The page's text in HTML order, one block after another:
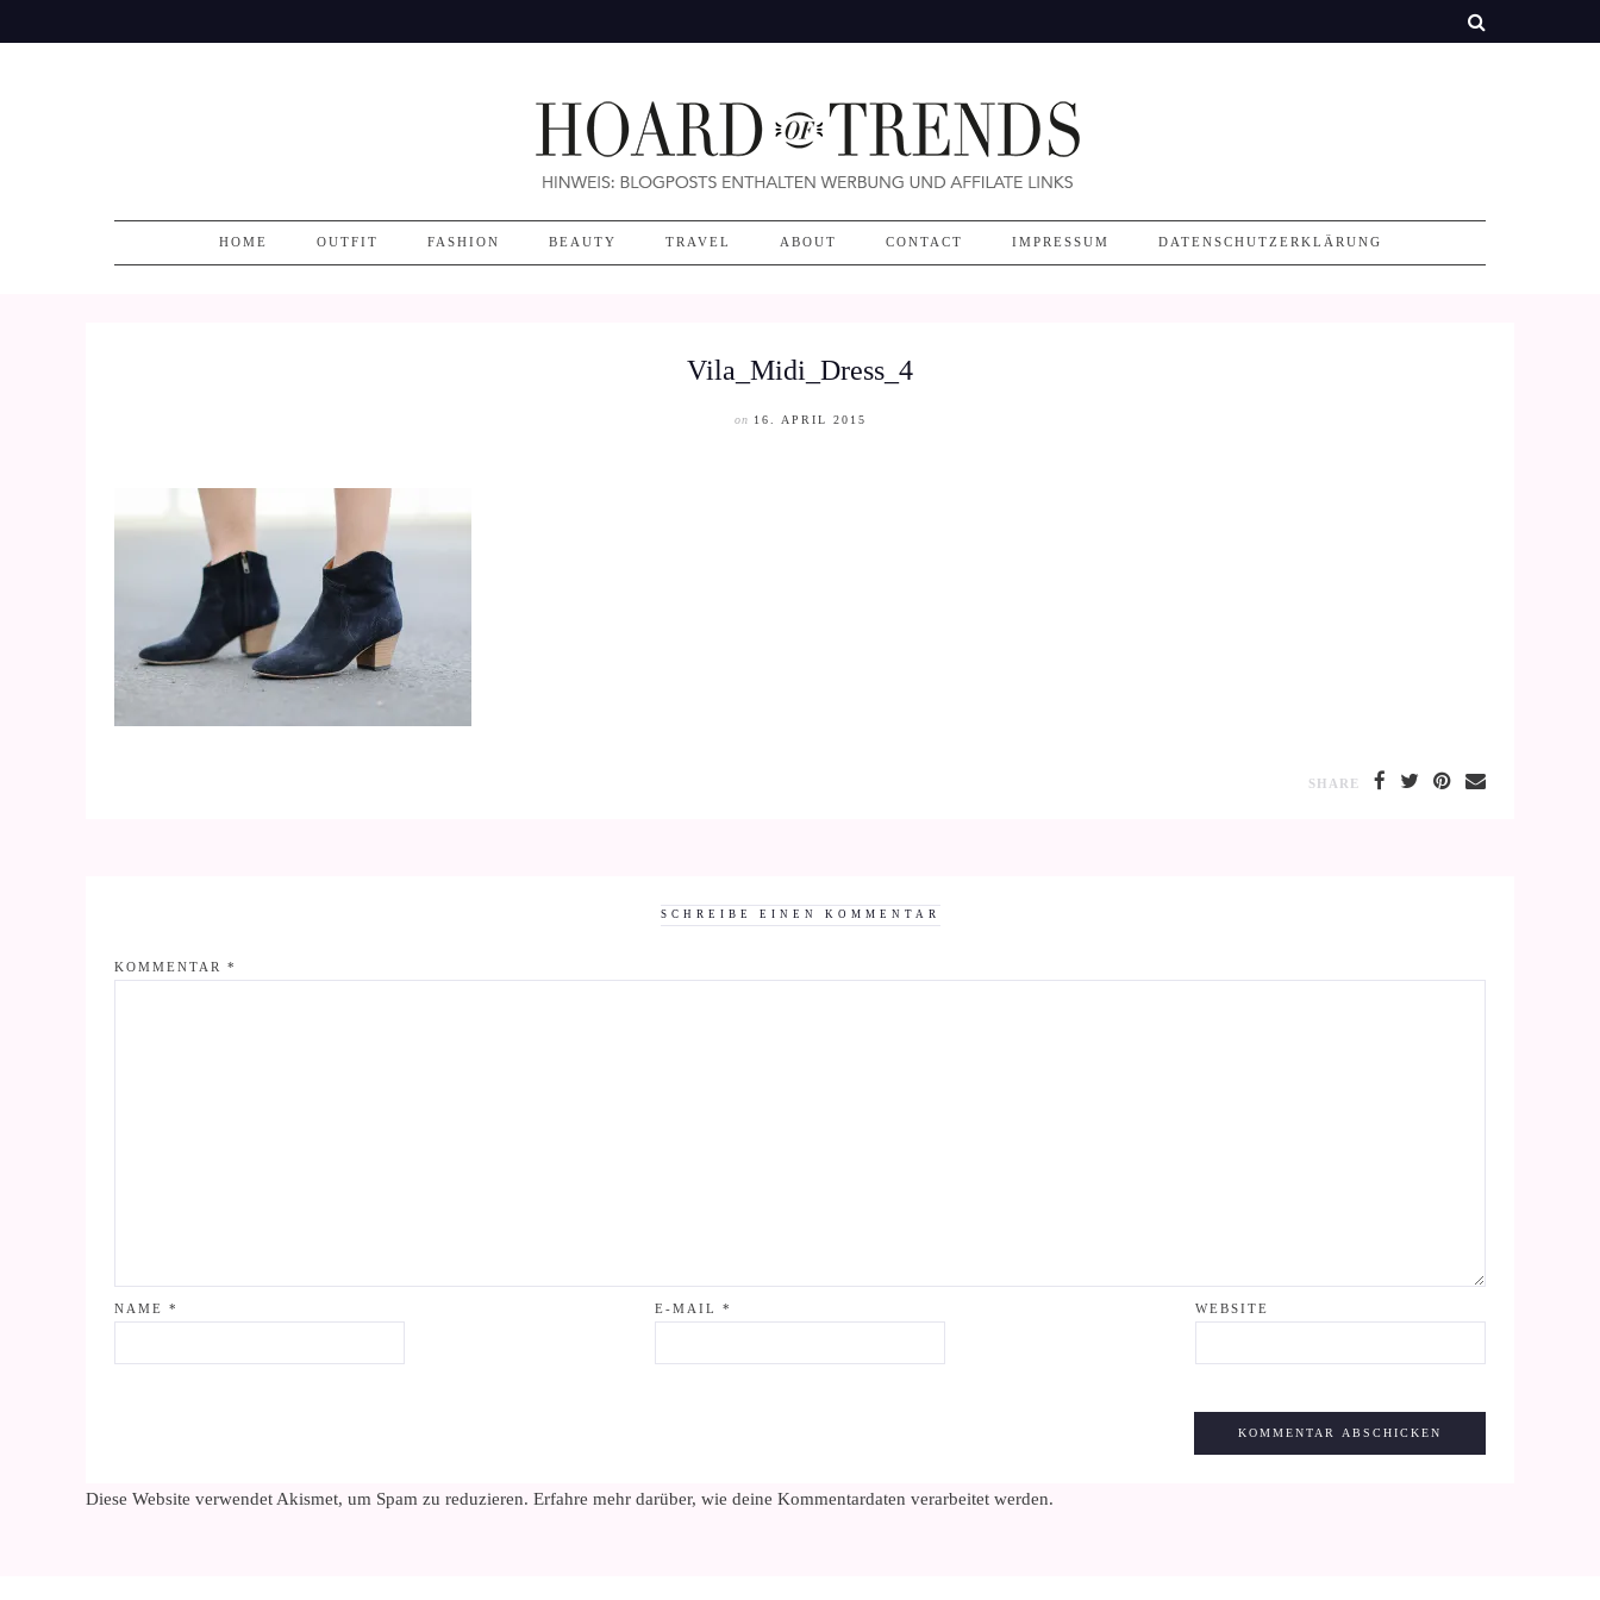
to
HOME OUTFIT FASHION BEAUTY TRAVEL ABOUT CONTACT IMPRESSUM DATENSCHUTZERKLÄRUNG
Vila_Midi_Dress_4
on 16. APRIL 2015
SHARE
SCHREIBE EINEN KOMMENTAR
KOMMENTAR *
NAME * E-MAIL * WEBSITE
Diese Website verwendet Akismet, um Spam zu reduzieren. Erfahre mehr darüber, wie deine Kommentardaten verarbeitet werden.